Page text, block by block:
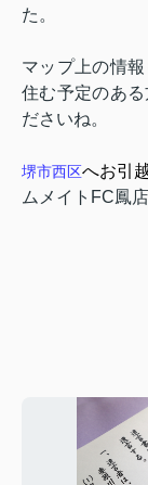
た。
マップ上の情
住む予定のあ
ださいね。
堺市西区へお引
ムメイト FC鳳